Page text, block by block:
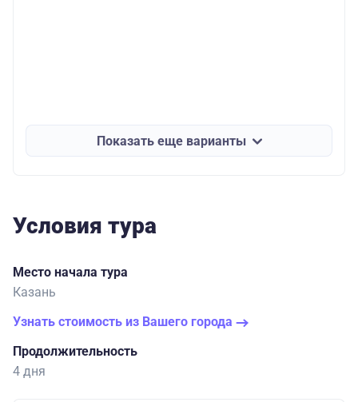
Показать еще варианты
Условия тура
Место начала тура
Казань
Узнать стоимость из Вашего города
Продолжительность
4 дня